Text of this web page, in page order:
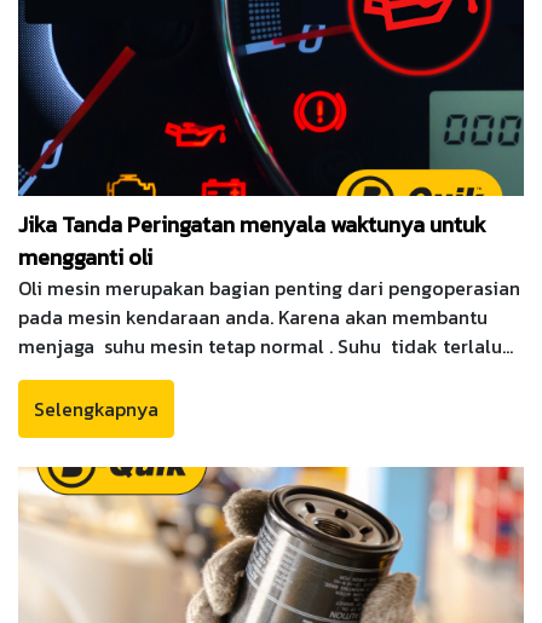
Jika Tanda Peringatan menyala waktunya untuk
mengganti oli
Oli mesin merupakan bagian penting dari pengoperasian
pada mesin kendaraan anda. Karena akan membantu
menjaga suhu mesin tetap normal . Suhu tidak terlalu
panas Ini juga untuk mencegah keausan mesin. agar
mesin tetap berjalan dengan efisiensi penuh ataupun
Sebaiknya, pilihlah oli mesin yang baik sesuai mobil
anda atau pun kebutuhannya mobil. oleh karena itu, oli
harus diganti sesuai jadwal pergantian oli mobil anda.
yang dapat diamati dari catatan waktu pergantian atau
jumlah kilometer, Ini juga terlihat pada simbol malfungsi
mobil, yang merupakan tanda peringatan bahwa Anda
harus mengganti oli.
Selengkapnya